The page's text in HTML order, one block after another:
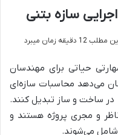
سازه بتنی
دقیقه زمان میبرد
حیاتی برای مهندسان
می‌دهد محاسبات سازه‌ای
در ساخت و ساز تبدیل کنند.
و مجری پروژه هستند و
می‌شوند.